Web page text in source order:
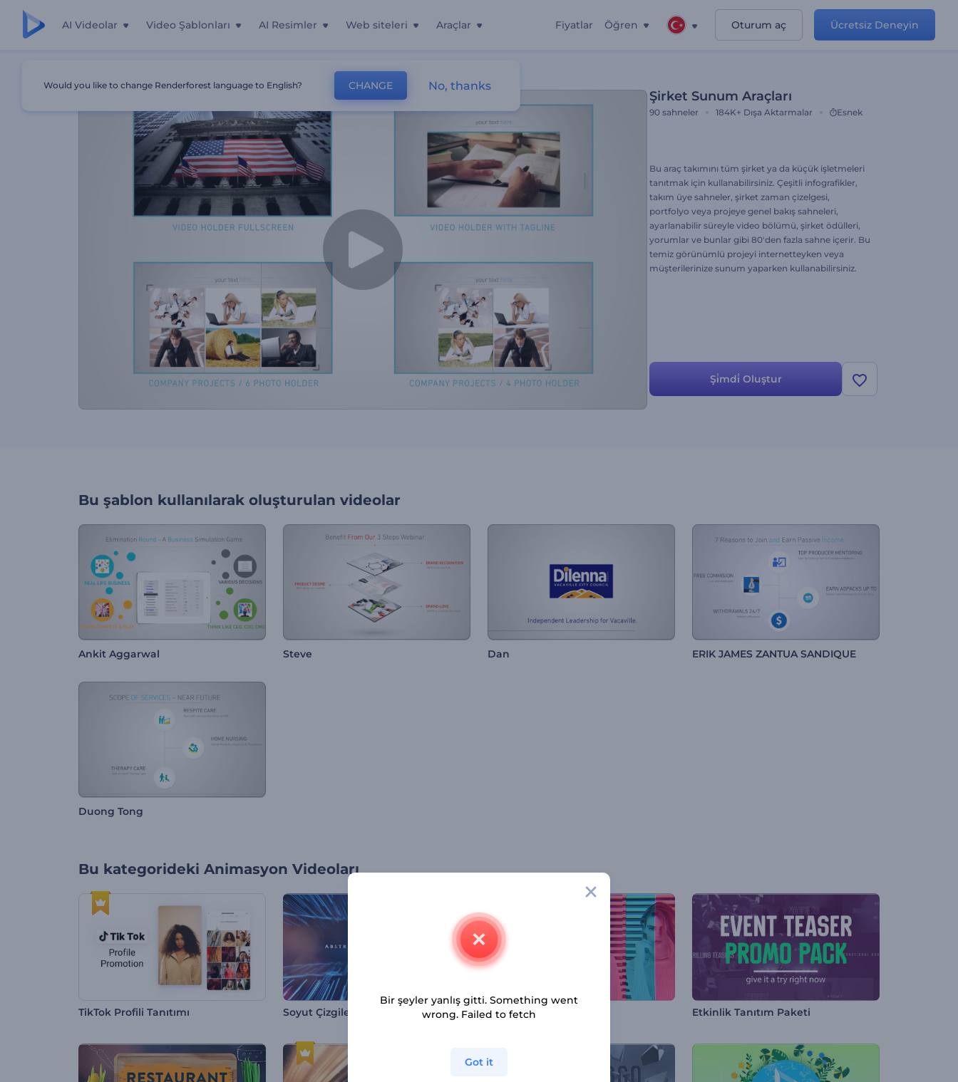
AI Videolar Video Şablonları AI Resimler Web siteleri Araçlar Fiyatlar Öğren Oturum aç Ücretsiz Deneyin
Şirket Sunum Araçları
90 sahneler 184K+ Dışa Aktarmalar Esnek
Bu araç takımını tüm şirket ya da küçük işletmeleri
tanıtmak için kullanabilirsiniz. Çeşitli infografikler,
takım üye sahneler, şirket zaman çizelgesi,
portfolyo veya projeye genel bakış sahneleri,
ayarlanabilir süreyle video bölümü, şirket ödülleri,
yorumlar ve bunlar gibi 80'den fazla sahne içerir. Bu
temiz görünümlü projeyi internetteyken veya
müşterilerinize sunum yaparken kullanabilirsiniz.
Şi̇mdi̇ Oluştur
Bu şablon kullanılarak oluşturulan videolar
Ankit Aggarwal Steve Dan ERIK JAMES ZANTUA SANDIQUE
Duong Tong
Bu kategorideki Animasyon Videoları
TikTok Profili Tanıtımı Soyut Çizgiler Akış Paketi Son Moda Tanıtım Etkinlik Tanıtım Paketi
Would you like to change Renderforest language to English? CHANGE No, thanks
Bir şeyler yanlış gitti. Something went
wrong. Failed to fetch
Got it